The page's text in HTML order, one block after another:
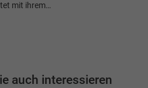
mit ihrem…
auch interessieren